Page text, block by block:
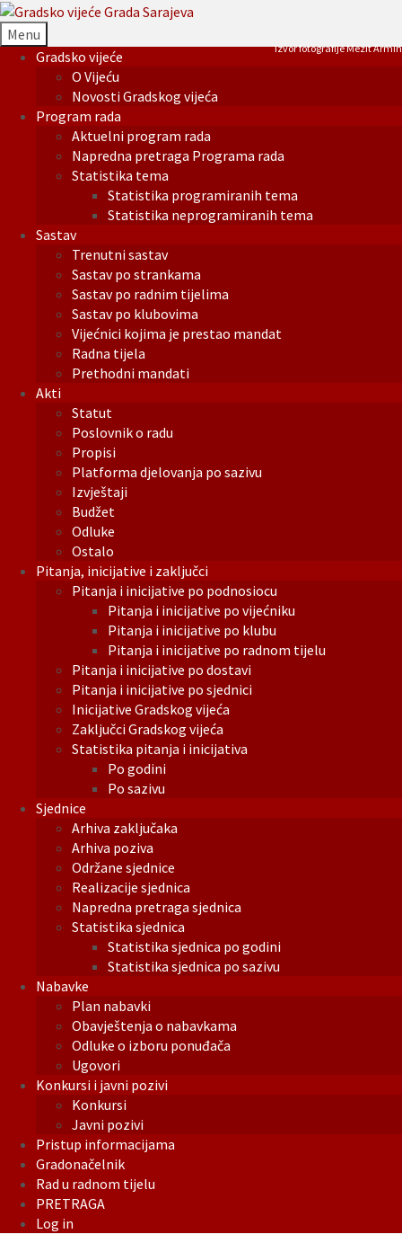
Menu
Gradsko vijeće
O Vijeću
Novosti Gradskog vijeća
Program rada
Aktuelni program rada
Napredna pretraga Programa rada
Statistika tema
Statistika programiranih tema
Statistika neprogramiranih tema
Sastav
Trenutni sastav
Sastav po strankama
Sastav po radnim tijelima
Sastav po klubovima
Vijećnici kojima je prestao mandat
Radna tijela
Prethodni mandati
Akti
Statut
Poslovnik o radu
Propisi
Platforma djelovanja po sazivu
Izvještaji
Budžet
Odluke
Ostalo
Pitanja, inicijative i zaključci
Pitanja i inicijative po podnosiocu
Pitanja i inicijative po vijećniku
Pitanja i inicijative po klubu
Pitanja i inicijative po radnom tijelu
Pitanja i inicijative po dostavi
Pitanja i inicijative po sjednici
Inicijative Gradskog vijeća
Zaključci Gradskog vijeća
Statistika pitanja i inicijativa
Po godini
Po sazivu
Sjednice
Arhiva zaključaka
Arhiva poziva
Održane sjednice
Realizacije sjednica
Napredna pretraga sjednica
Statistika sjednica
Statistika sjednica po godini
Statistika sjednica po sazivu
Nabavke
Plan nabavki
Obavještenja o nabavkama
Odluke o izboru ponuđača
Ugovori
Konkursi i javni pozivi
Konkursi
Javni pozivi
Pristup informacijama
Gradonačelnik
Rad u radnom tijelu
PRETRAGA
Log in
Izvor fotografije Mezit Armin